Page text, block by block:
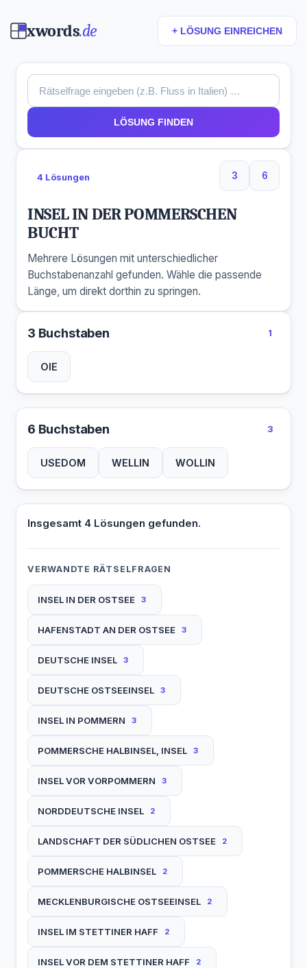
xwords.de + LÖSUNG EINREICHEN
LÖSUNG FINDEN
4 Lösungen 3
3 Buchstaben
6
6
INSEL IN DER POMMERSCHEN
BUCHT
Mehrere Lösungen mit unterschiedlicher
Buchstabenanzahl gefunden. Wähle die passende
Länge, um direkt dorthin zu springen.
3 Buchstaben 1
OIE
6 Buchstaben 3
USEDOM WELLIN WOLLIN
Insgesamt 4 Lösungen gefunden.
VERWANDTE RÄTSELFRAGEN
INSEL IN DER OSTSEE 3
HAFENSTADT AN DER OSTSEE 3
DEUTSCHE INSEL 3
DEUTSCHE OSTSEEINSEL 3
INSEL IN POMMERN 3
POMMERSCHE HALBINSEL, INSEL 3
INSEL VOR VORPOMMERN 3
NORDDEUTSCHE INSEL 2
LANDSCHAFT DER SÜDLICHEN OSTSEE 2
POMMERSCHE HALBINSEL 2
MECKLENBURGISCHE OSTSEEINSEL 2
INSEL IM STETTINER HAFF 2
INSEL VOR DEM STETTINER HAFF 2